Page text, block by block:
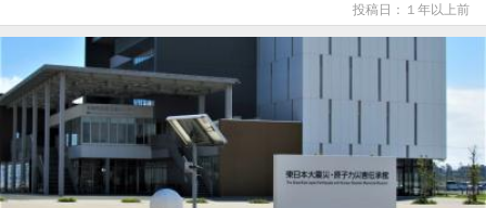
投稿日：１年以上前